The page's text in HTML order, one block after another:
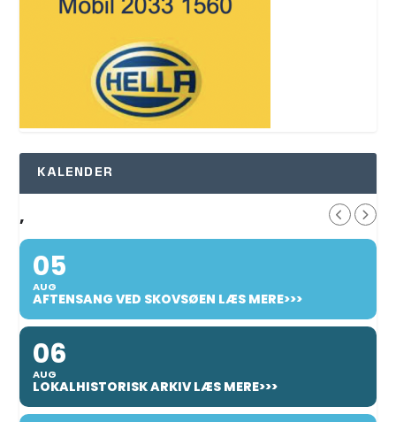
KALENDER
,
05
AUG
AFTENSANG VED SKOVSØEN LÆS MERE>>>
06
AUG
LOKALHISTORISK ARKIV LÆS MERE>>>